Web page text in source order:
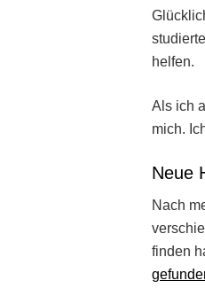
helfen.
Als ich
mich.
Neue
Nach
finden